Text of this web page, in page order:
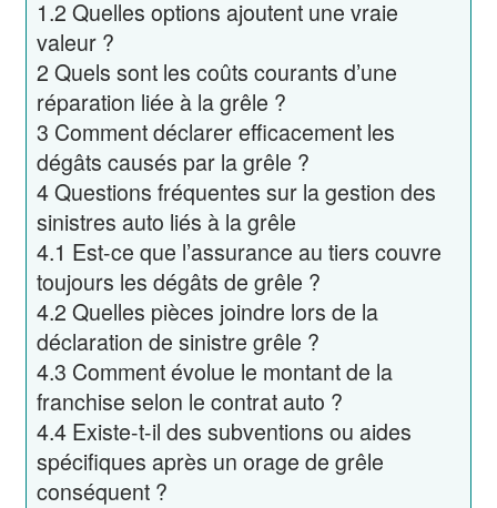
1.2 Quelles options ajoutent une vraie
valeur ?
2 Quels sont les coûts courants d’une
réparation liée à la grêle ?
3 Comment déclarer efficacement les
dégâts causés par la grêle ?
4Questions fréquentes sur la gestion des
sinistres auto liés à la grêle
4.1 Est-ce que l’assurance au tiers couvre
toujours les dégâts de grêle ?
4.2 Quelles pièces joindre lors de la
déclaration de sinistre grêle ?
4.3 Comment évolue le montant de la
franchise selon le contrat auto ?
4.4 Existe-t-il des subventions ou aides
spécifiques après un orage de grêle
conséquent ?